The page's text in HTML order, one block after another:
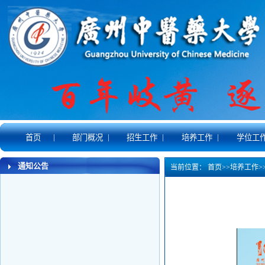
首页 | 部门概况 | 招生工作 | 培养工作 | 学位工
通知公告 当前位置： 首页>>培养工作